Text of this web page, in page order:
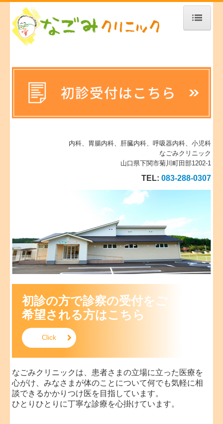
トップページ
診療案内
院内感染対策
健康診断表
内科、胃腸内科、肝臓内科、呼吸器内科、小児科
なごみクリニック
山口県下関市菊川町田部1202-1
TEL: 083-288-0307
初診の方で診察の受付をご
希望される方はこちら
Click
なごみクリニックは、患者さまの立場に立った医療を
心がけ、みなさまが体のことについて何でも気軽に相
談できるかかりつけ医を目指しています。
ひとりひとりに丁寧な診療を心掛けています。